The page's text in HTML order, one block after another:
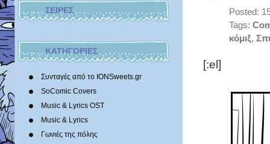
ΣΕΙΡΕΣ
ΚΑΤΗΓΟΡΙΕΣ
Συνταγές από το IONSweets.gr
SoComic Covers
Music & Lyrics OST
Music & Lyrics
Γωνιές της πόλης
Posted:
Tags:
κόμιξ,
[:el]